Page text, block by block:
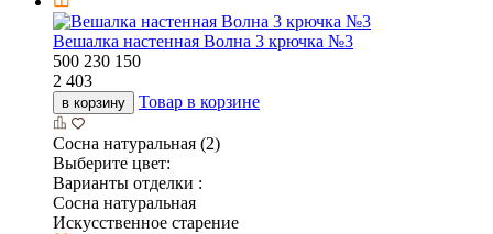
Вешалка настенная Волна 3 крючка №3
500 230 150
2 403
в корзину Товар в корзине
Сосна натуральная (2)
Выберите цвет:
Варианты отделки :
Сосна натуральная
Искусственное старение